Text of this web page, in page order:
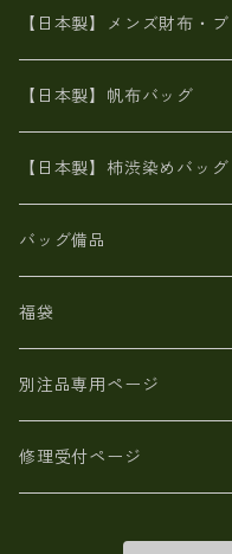
MAISON de HIROAN 【
栃木レザー 【日本製】メ
革小物・財布【日本製】
【日本製】メンズ 財布
【日本製】メンズ財布・
【日本製】帆布バッグ
【日本製】柿渋染めバッグ
バッグ備品
福袋
別注品専用ページ
修理受付ページ